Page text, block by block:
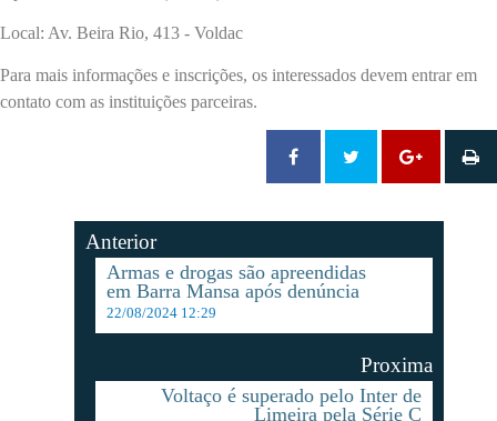
Local: Av. Beira Rio, 413 - Voldac
Para mais informações e inscrições, os interessados devem entrar em
contato com as instituições parceiras.
Anterior
Armas e drogas são apreendidas
em Barra Mansa após denúncia
22/08/2024 12:29
Proxima
Voltaço é superado pelo Inter de
Limeira pela Série C